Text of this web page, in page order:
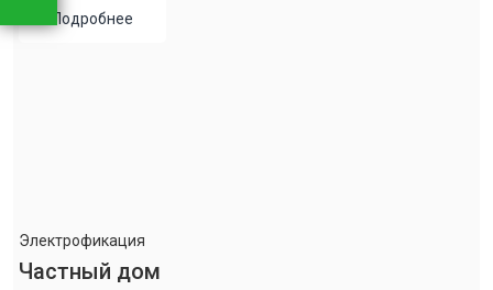
Подробнее
Электрофикация
Частный дом